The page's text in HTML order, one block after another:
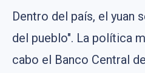
Dentro del país, el yuan
del pueblo". La política
cabo el Banco Central